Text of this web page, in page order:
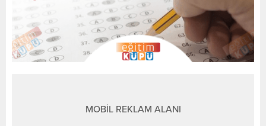
MOBİL REKLAM ALANI